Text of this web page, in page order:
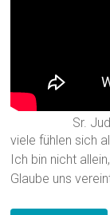
Sr.
viele fühlen sich
Ich bin nicht
Glaube uns